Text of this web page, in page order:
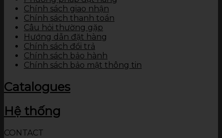
Chính sách giao nhận
Chính sách thanh toán
Câu hỏi thường gặp
Hướng dẫn đặt hàng
Chính sách đổi trả
Chính sách bảo hành
Chính sách bảo mật thông tin
Catalogues
Hệ thống
CONTACT